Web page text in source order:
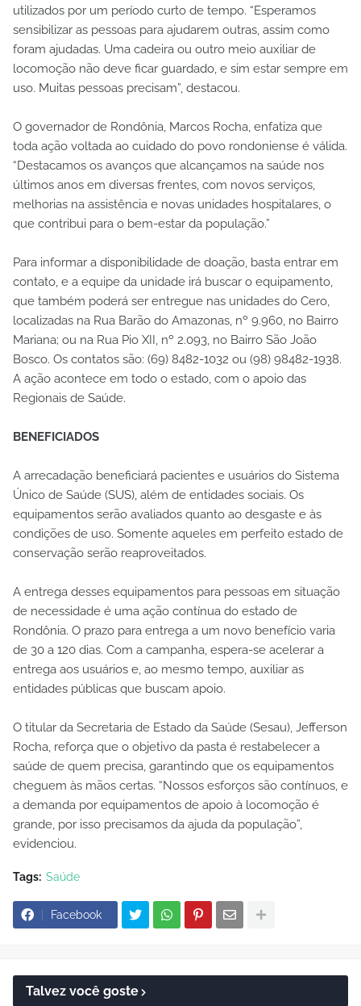
utilizados por um período curto de tempo. “Esperamos
sensibilizar as pessoas para ajudarem outras, assim como
foram ajudadas. Uma cadeira ou outro meio auxiliar de
locomoção não deve ficar guardado, e sim estar sempre em
uso. Muitas pessoas precisam”, destacou.
O governador de Rondônia, Marcos Rocha, enfatiza que
toda ação voltada ao cuidado do povo rondoniense é válida.
“Destacamos os avanços que alcançamos na saúde nos
últimos anos em diversas frentes, com novos serviços,
melhorias na assistência e novas unidades hospitalares, o
que contribui para o bem-estar da população.”
Para informar a disponibilidade de doação, basta entrar em
contato, e a equipe da unidade irá buscar o equipamento,
que também poderá ser entregue nas unidades do Cero,
localizadas na Rua Barão do Amazonas, nº 9.960, no Bairro
Mariana; ou na Rua Pio XII, nº 2.093, no Bairro São João
Bosco. Os contatos são: (69) 8482-1032 ou (98) 98482-1938.
A ação acontece em todo o estado, com o apoio das
Regionais de Saúde.
BENEFICIADOS
A arrecadação beneficiará pacientes e usuários do Sistema
Único de Saúde (SUS), além de entidades sociais. Os
equipamentos serão avaliados quanto ao desgaste e às
condições de uso. Somente aqueles em perfeito estado de
conservação serão reaproveitados.
A entrega desses equipamentos para pessoas em situação
de necessidade é uma ação contínua do estado de
Rondônia. O prazo para entrega a um novo benefício varia
de 30 a 120 dias. Com a campanha, espera-se acelerar a
entrega aos usuários e, ao mesmo tempo, auxiliar as
entidades públicas que buscam apoio.
O titular da Secretaria de Estado da Saúde (Sesau), Jefferson
Rocha, reforça que o objetivo da pasta é restabelecer a
saúde de quem precisa, garantindo que os equipamentos
cheguem às mãos certas. “Nossos esforços são contínuos, e
a demanda por equipamentos de apoio à locomoção é
grande, por isso precisamos da ajuda da população”,
evidenciou.
Tags: Saúde
Facebook
Talvez você goste